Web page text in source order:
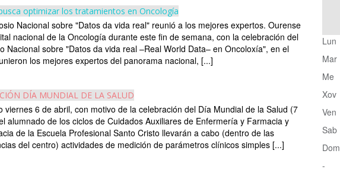
optimizar los tratamientos en Oncología
Nacional sobre "Datos da vida real" reunió a los mejores expertos. Ourense
nacional de la Oncología durante este fin de semana, con la celebración del
Nacional sobre "Datos da vida real –Real World Data– en Oncoloxía", en el
los mejores expertos del panorama nacional, [...]
DÍA MUNDIAL DE LA SALUD
viernes 6 de abril, con motivo de la celebración del Día Mundial de la Salud (7
alumnado de los ciclos de Cuidados Auxiliares de Enfermería y Farmacia y
de la Escuela Profesional Santo Cristo llevarán a cabo (dentro de las
del centro) actividades de medición de parámetros clínicos simples [...]
Lun
Mar
Me
Xov
Ven
Sab
Dom
-